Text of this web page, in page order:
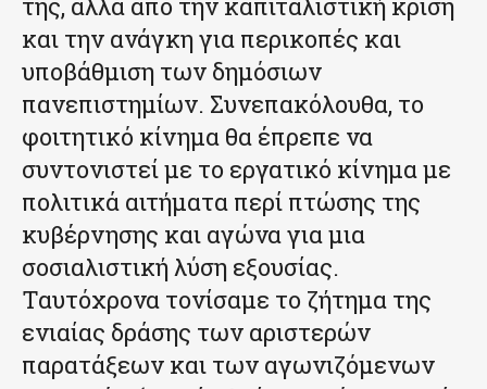
και την ανάγκη για περικοπές και
υποβάθμιση των δημόσιων
πανεπιστημίων. Συνεπακόλουθα, το
φοιτητικό κίνημα θα έπρεπε να
συντονιστεί με το εργατικό κίνημα με
πολιτικά αιτήματα περί πτώσης της
κυβέρνησης και αγώνα για μια
σοσιαλιστική λύση εξουσίας.
Ταυτόχρονα τονίσαμε το ζήτημα της
ενιαίας δράσης των αριστερών
παρατάξεων και των αγωνιζόμενων